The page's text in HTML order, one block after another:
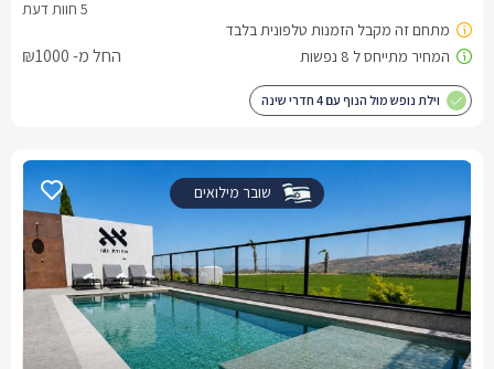
החל מ- ₪1000
וילת נופש מול הנוף עם 4 חדרי שינה
שובר מילואים